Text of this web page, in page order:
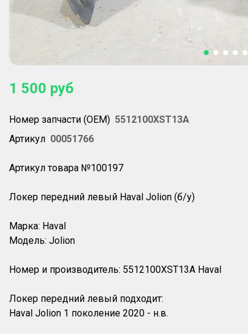
1 500 руб
Номер запчасти (OEM) 5512100XST13A
Артикул 00051766
Артикул товара №100197
Локер передний левый Haval Jolion (б/у)
Марка: Haval
Модель: Jolion
Номер и производитель: 5512100XST13A Haval
Локер передний левый подходит:
Haval Jolion 1 поколение 2020 - н.в.